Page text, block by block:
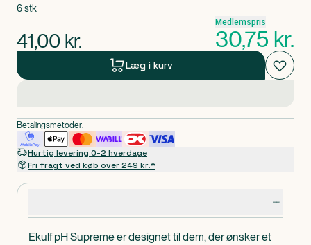
Ekulf pH Supreme er designet til dem, der ønsker et
6 stk
41,00 kr.
Medlemspris
30,75 kr.
Læg i kurv
Betalingsmetoder:
Hurtig levering 0-2 hverdage
Fri fragt ved køb over 249 kr.*